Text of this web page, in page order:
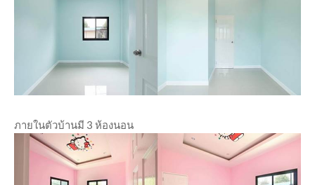
ภายในตัวบ้านมี 3 ห้องนอน